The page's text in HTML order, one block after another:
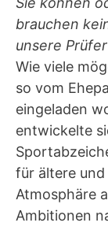
brauchen
unsere
Wie viele
so vom
eingeladen
entwickelte
für ältere
Atmosphäre
Ambitionen